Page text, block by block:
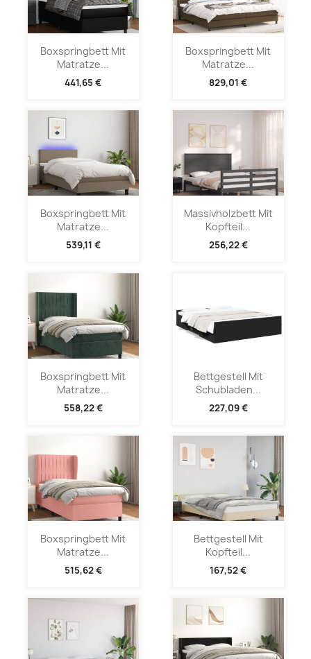
Boxspringbett Mit
Matratze...
441,65 €
Boxspringbett Mit
Matratze...
829,01 €
Boxspringbett Mit
Matratze...
539,11 €
Massivholzbett Mit
Kopfteil...
256,22 €
Boxspringbett Mit
Matratze...
558,22 €
Bettgestell Mit
Schubladen...
227,09 €
Boxspringbett Mit
Matratze...
515,62 €
Bettgestell Mit
Kopfteil...
167,52 €